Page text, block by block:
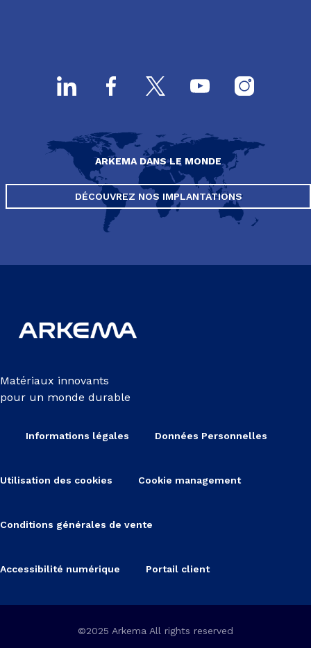
ARKEMA DANS LE MONDE
DÉCOUVREZ NOS IMPLANTATIONS
Matériaux innovants
pour un monde durable
Informations légales Données Personnelles
Utilisation des cookies Cookie management
Conditions générales de vente
Accessibilité numérique Portail client
©2025 Arkema All rights reserved